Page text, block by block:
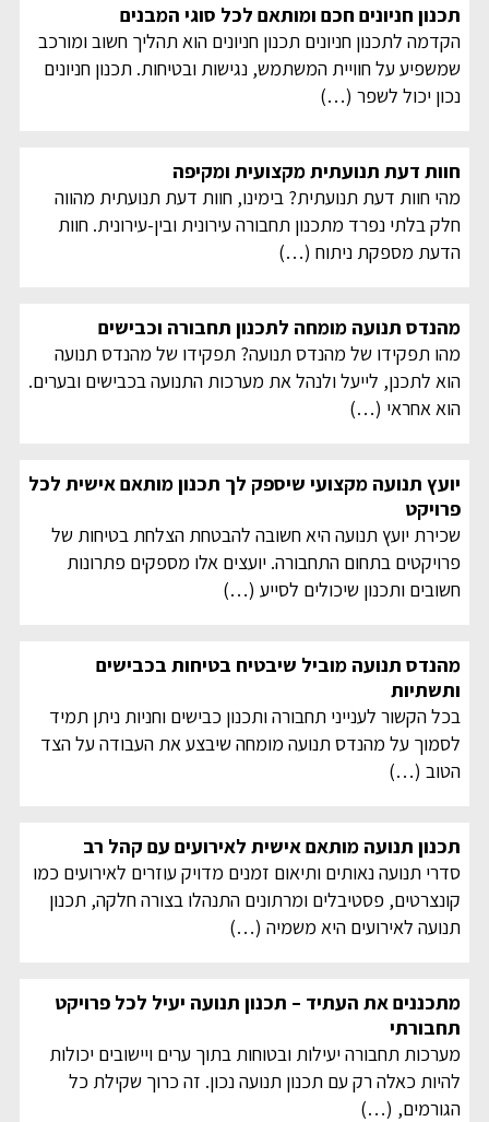
תכנון חניונים חכם ומותאם לכל סוגי המבנים
הקדמה לתכנון חניונים תכנון חניונים הוא תהליך חשוב ומורכב
שמשפיע על חוויית המשתמש, נגישות ובטיחות. תכנון חניונים
נכון יכול לשפר (…)
חוות דעת תנועתית מקצועית ומקיפה
מהי חוות דעת תנועתית? בימינו, חוות דעת תנועתית מהווה
חלק בלתי נפרד מתכנון תחבורה עירונית ובין-עירונית. חוות
הדעת מספקת ניתוח (…)
מהנדס תנועה מומחה לתכנון תחבורה וכבישים
מהו תפקידו של מהנדס תנועה? תפקידו של מהנדס תנועה
הוא לתכנן, לייעל ולנהל את מערכות התנועה בכבישים ובערים.
הוא אחראי (…)
יועץ תנועה מקצועי שיספק לך תכנון מותאם אישית לכל
פרויקט
שכירת יועץ תנועה היא חשובה להבטחת הצלחת בטיחות של
פרויקטים בתחום התחבורה. יועצים אלו מספקים פתרונות
חשובים ותכנון שיכולים לסייע (…)
מהנדס תנועה מוביל שיבטיח בטיחות בכבישים
ותשתיות
בכל הקשור לענייני תחבורה ותכנון כבישים וחניות ניתן תמיד
לסמוך על מהנדס תנועה מומחה שיבצע את העבודה על הצד
הטוב (…)
תכנון תנועה מותאם אישית לאירועים עם קהל רב
סדרי תנועה נאותים ותיאום זמנים מדויק עוזרים לאירועים כמו
קונצרטים, פסטיבלים ומרתונים התנהלו בצורה חלקה, תכנון
תנועה לאירועים היא משמיה (…)
מתכננים את העתיד – תכנון תנועה יעיל לכל פרויקט
תחבורתי
מערכות תחבורה יעילות ובטוחות בתוך ערים ויישובים יכולות
להיות כאלה רק עם תכנון תנועה נכון. זה כרוך שקילת כל
הגורמים, (…)